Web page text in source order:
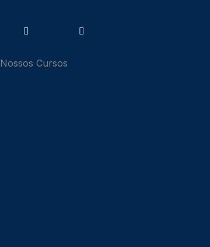
Nossos Cursos